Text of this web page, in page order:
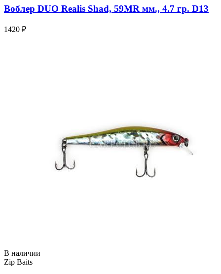
Воблер DUO Realis Shad, 59MR мм., 4.7 гр. D13
1420 ₽
В наличии
Zip Baits